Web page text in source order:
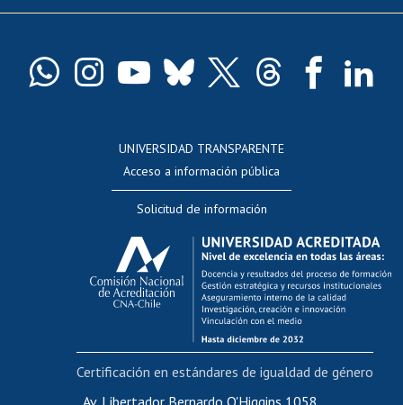
Docentes
Evaluación docente
Calificación académica
Postulación al AUCAI
Funcionarias/os
Cursos internos de capacitación
Bienestar del personal
Portal de movilidad interna
Certificado de renta
UNIVERSIDAD TRANSPARENTE
Acceso a información pública
Solicitud de información
Certificación en estándares de igualdad de género